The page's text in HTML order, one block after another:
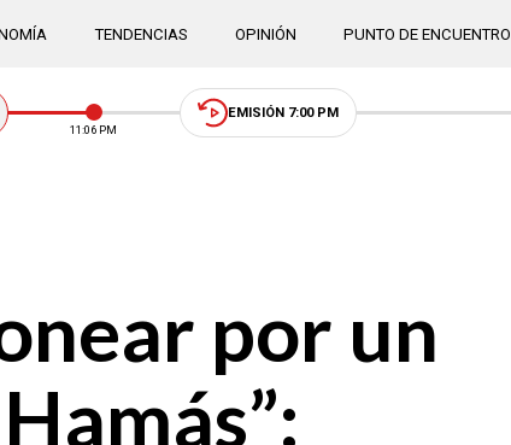
TENDENCIAS OPINIÓN PUNTO DE ENCUENTRO
11:06 PM
EMISIÓN 7:00 PM
por un